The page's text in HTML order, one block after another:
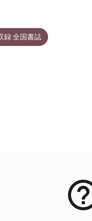
録:全国書誌